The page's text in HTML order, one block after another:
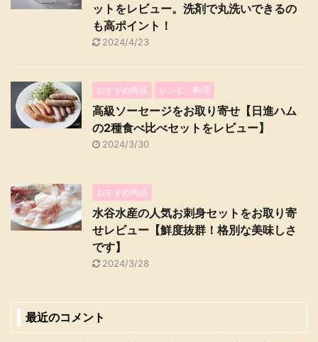
ットをレビュー。洗剤で丸洗いできるの
も高ポイント！
2024/4/23
おすすめ商品 レシピ・料理
高級ソーセージをお取り寄せ【日進ハム
の2種食べ比べセットをレビュー】
2024/3/30
おすすめ商品
水谷水産の人気お刺身セットをお取り寄
せレビュー【鮮度抜群！格別な美味しさ
です】
2024/3/28
最近のコメント